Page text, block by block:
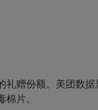
礼赠份额。美团数
片。